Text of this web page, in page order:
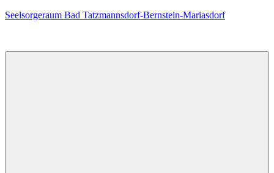
Zum
Seelsorgeraum Bad Tatzmannsdorf-Bernstein-Mariasdorf